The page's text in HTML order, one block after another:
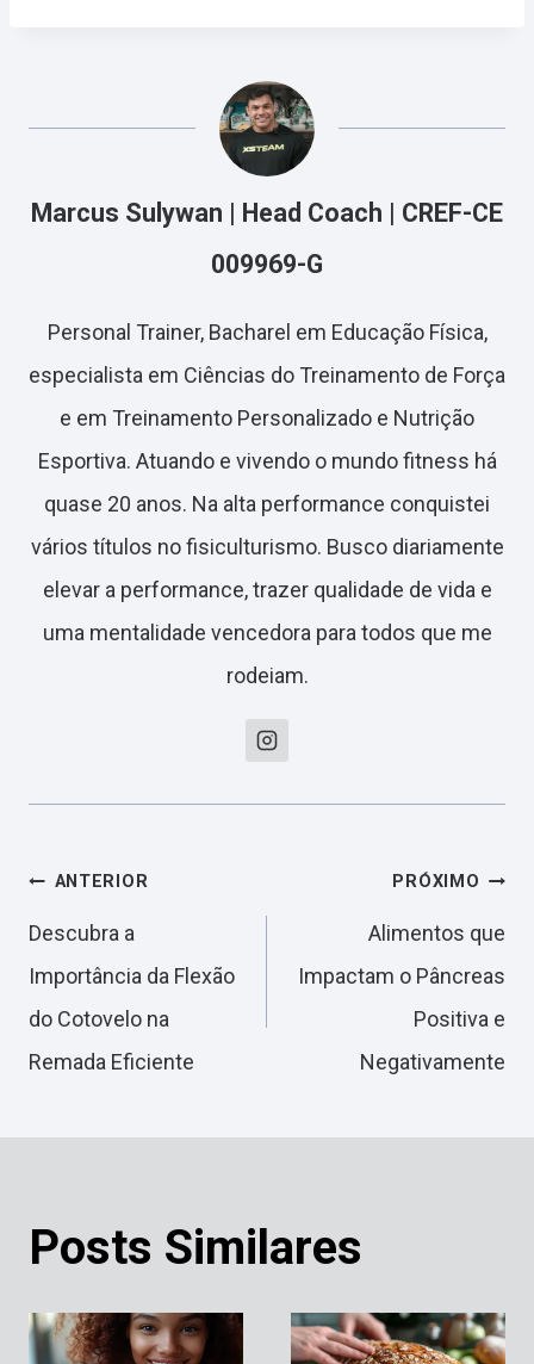
Marcus Sulywan | Head Coach | CREF-CE
009969-G
Personal Trainer, Bacharel em Educação Física,
especialista em Ciências do Treinamento de Força
e em Treinamento Personalizado e Nutrição
Esportiva. Atuando e vivendo o mundo fitness há
quase 20 anos. Na alta performance conquistei
vários títulos no fisiculturismo. Busco diariamente
elevar a performance, trazer qualidade de vida e
uma mentalidade vencedora para todos que me
rodeiam.
Navegação
de
Post
ANTERIOR
Descubra a
Importância da Flexão
do Cotovelo na
Remada Eficiente
PRÓXIMO
Alimentos que
Impactam o Pâncreas
Positiva e
Negativamente
Posts Similares